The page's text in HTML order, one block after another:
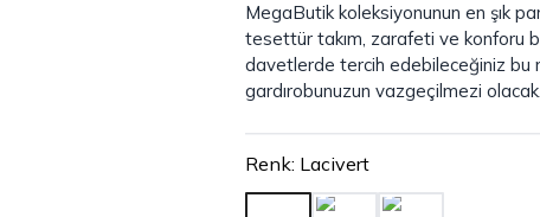
MegaButik koleksiyonunun en şık
tesettür takım, zarafeti ve konforu
davetlerde tercih edebileceğiniz bu
gardırobunuzun vazgeçilmezi olacak.
Renk: Lacivert